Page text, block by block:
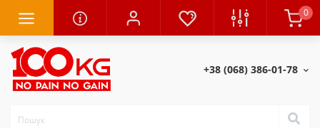
0
+38 (068) 386-01-78